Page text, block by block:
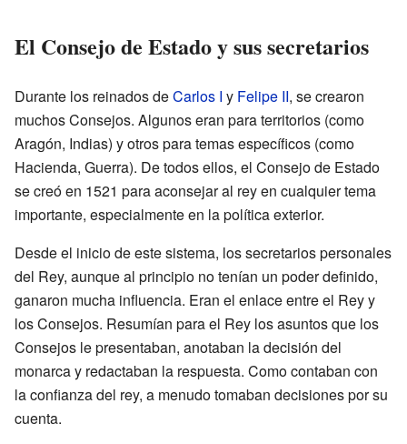
El Consejo de Estado y sus secretarios
Durante los reinados deCarlos I y Felipe II, se crearon
muchos Consejos. Algunos eran para territorios (como
Aragón, Indias) y otros para temas específicos (como
Hacienda, Guerra). De todos ellos, el Consejo de Estado
se creó en 1521 para aconsejar al rey en cualquier tema
importante, especialmente en la política exterior.
Desde el inicio de este sistema, los secretarios personales
del Rey, aunque al principio no tenían un poder definido,
ganaron mucha influencia. Eran el enlace entre el Rey y
los Consejos. Resumían para el Rey los asuntos que los
Consejos le presentaban, anotaban la decisión del
monarca y redactaban la respuesta. Como contaban con
la confianza del rey, a menudo tomaban decisiones por su
cuenta.